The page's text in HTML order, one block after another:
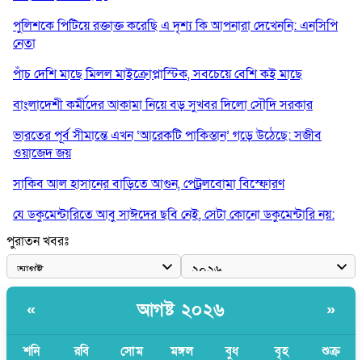
পুলিশকে পিটিয়ে রক্তাক্ত করেছি এ দৃশ্য কি আপনারা দেখেননি: এনসিপি
নেতা
পাঁচ দেশি মাছে মিলল মাইক্রোপ্লাস্টিক, সবচেয়ে বেশি কই মাছে
বাংলাদেশী কর্মীদের আকামা নিয়ে বড় সুখবর দিলো সৌদি সরকার
ভারতের পূর্ব সীমান্তে এখন ‘আরেকটি পাকিস্তান’ গড়ে উঠেছে: সজীব
ওয়াজেদ জয়
সাকিব আল হাসানের বাড়িতে আগুন, পেট্রলবোমা বিস্ফোরণ
যে ডকুমেন্টারিতে আবু সাঈদের ছবি নেই, সেটা কোনো ডকুমেন্টারি নয়:
ভারপ্রাপ্ত রাষ্ট্রপতি
কুমিল্লায় শরীরের বিভিন্ন ক্ষত নিয়ে বেঁচে আছেন ৫৬৬ জুলাইযোদ্ধা
শেখ হাসিনাকে আর রাখতে চাচ্ছে না ভারত: আসিফ মাহমুদ
পুরাতন খবরঃ
« আগষ্ট ২০২৬ »
শনি রবি সোম মঙ্গল বুধ বৃহ শুক্র